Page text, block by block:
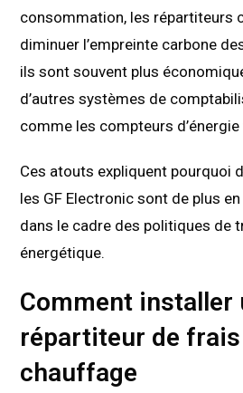
consommation, les répartiteurs
diminuer l’empreinte carbone
ils sont souvent plus
d’autres systèmes de
comme les compteurs
Ces atouts expliquent pourquoi
les GF Electronic sont de plus
dans le cadre des politiques de
énergétique.
Comment installer
répartiteur de frais
chauffage